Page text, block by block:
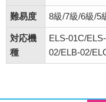
難易度 8級/7級/6級/5
対応機
種
ELS-01C/
02/ELB-02/